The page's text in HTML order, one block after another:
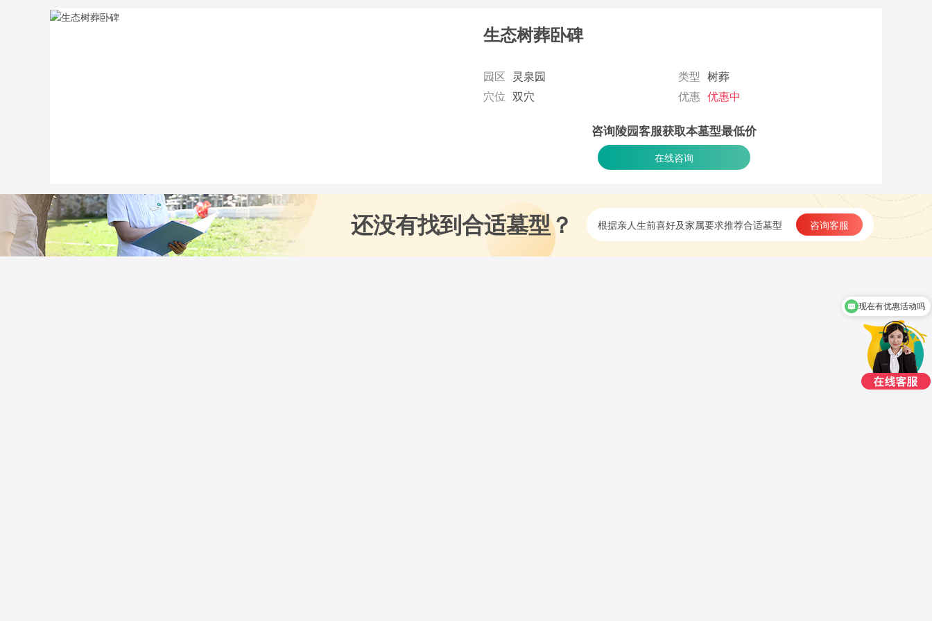
生态树葬卧碑
园区 灵泉园 类型 树葬
穴位 双穴 优惠 优惠中
咨询陵园客服获取本墓型最低价
在线咨询
还没有找到合适墓型？ 根据亲人生前喜好及家属要求推荐合适墓型 咨询客服
现在有优惠活动吗